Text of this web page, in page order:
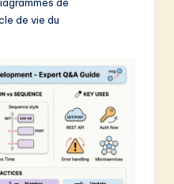
de vie du